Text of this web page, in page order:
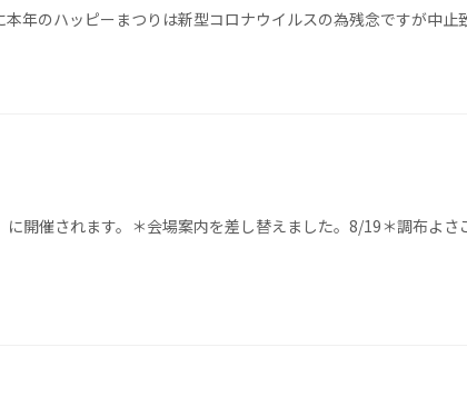
年のハッピーまつりは新型コロナウイルスの為残念ですが中止
開催されます。＊会場案内を差し替えました。8/19＊調布よ